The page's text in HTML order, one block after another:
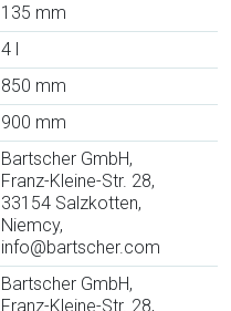
135 mm
4 l
850 mm
900 mm
Bartscher GmbH,
Franz-Kleine-Str. 28,
33154 Salzkotten,
Niemcy,
info@bartscher.com
Bartscher GmbH,
Franz-Kleine-Str. 28,